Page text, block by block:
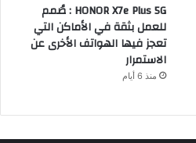
HONOR X7e Plus 5G : صُمم
للعمل بثقة في الأماكن التي
تعجز فيها الهواتف الأخرى عن
الاستمرار
منذ 6 أيام